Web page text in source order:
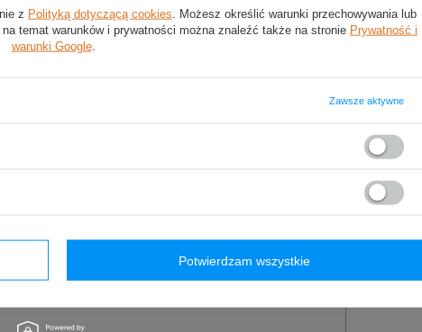
Męskie,Damskie
Opaski na nadgarstek
prześlij nam swoje pytanie odnośnie tego produktu. Postaramy się
z Polityką dotyczącą cookies . Możesz określić warunki przechowywania lub
temat warunków i prywatności można znaleźć także na stronie Prywatność i
warunki Google.
Zawsze aktywne
Potwierdzam wszystkie